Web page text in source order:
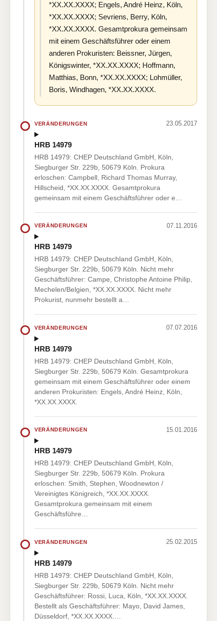
*XX.XX.XXXX; Engels, André Heinz, Köln,
*XX.XX.XXXX; Sevriens, Berry, Köln,
*XX.XX.XXXX. Gesamtprokura gemeinsam
mit einem Geschäftsführer oder einem
anderen Prokuristen: Beissner, Jürgen,
Königswinter, *XX.XX.XXXX; Hoffmann,
Matthias, Bonn, *XX.XX.XXXX; Lohmüller,
Boris, Windhagen, *XX.XX.XXXX.
VERÄNDERUNGEN 23.05.2017
HRB 14979
HRB 14979: CHEP Deutschland GmbH, Köln,
Siegburger Str. 229b, 50679 Köln. Prokura
erloschen: Campbell, Richard Thomas Murray,
Hillscheid, *XX.XX.XXXX. Gesamtprokura
gemeinsam mit einem Geschäftsführer oder e…
VERÄNDERUNGEN 07.11.2016
HRB 14979
HRB 14979: CHEP Deutschland GmbH, Köln,
Siegburger Str. 229b, 50679 Köln. Nicht mehr
Geschäftsführer: Campe, Christophe Antoine Philip,
Mechelen/Belgien, *XX.XX.XXXX. Nicht mehr
Prokurist, nunmehr bestellt a…
VERÄNDERUNGEN 07.07.2016
HRB 14979
HRB 14979: CHEP Deutschland GmbH, Köln,
Siegburger Str. 229b, 50679 Köln. Gesamtprokura
gemeinsam mit einem Geschäftsführer oder einem
anderen Prokuristen: Engels, André Heinz, Köln,
*XX.XX.XXXX.
VERÄNDERUNGEN 15.01.2016
HRB 14979
HRB 14979: CHEP Deutschland GmbH, Köln,
Siegburger Str. 229b, 50679 Köln. Prokura
erloschen: Smith, Stephen, Woodnewton /
Vereinigtes Königreich, *XX.XX.XXXX.
Gesamtprokura gemeinsam mit einem
Geschäftsführe…
VERÄNDERUNGEN 25.02.2015
HRB 14979
HRB 14979: CHEP Deutschland GmbH, Köln,
Siegburger Str. 229b, 50679 Köln. Nicht mehr
Geschäftsführer: Rossi, Luca, Köln, *XX.XX.XXXX.
Bestellt als Geschäftsführer: Mayo, David James,
Düsseldorf, *XX.XX.XXXX.…